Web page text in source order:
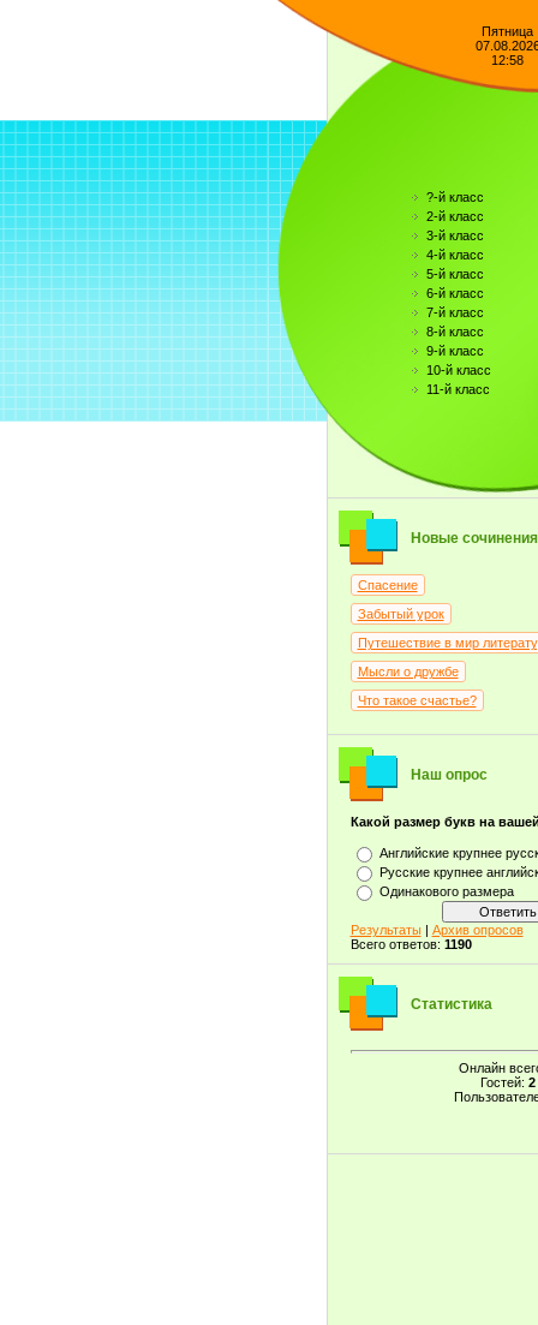
Пятница
12:58
?-й класс
2-й класс
3-й класс
4-й класс
5-й класс
6-й класс
7-й класс
8-й класс
9-й класс
10-й класс
11-й класс
Новые сочинения
Спасение
Забытый урок
Путешествие в мир
Мысли о дружбе
Что такое счастье?
Наш опрос
Какой размер букв на
Английские крупнее
Русские крупнее
Одинакового размера
Результаты| Архив опросов
Всего ответов: 1190
Статистика
Онлайн
Гостей: 2